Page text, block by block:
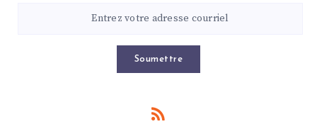
Soumettre